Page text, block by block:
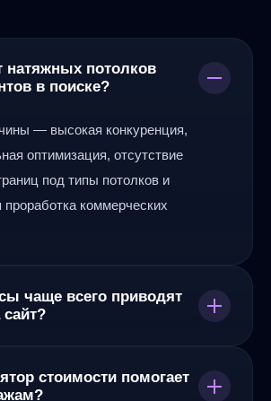
показал отличную динамику
выгодных каналов
натяжных потолков
в поиске?
— высокая конкуренция,
оптимизация, отсутствие
под типы потолков и
проработка коммерческих
чаще всего приводят
под ключ», «матовые потолки»,
стоимости помогает